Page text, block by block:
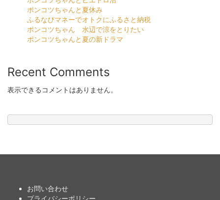
ポンコツちゃんと夏休み
ふるなびマネーでオトクにふるさと納税
ポンコツちゃん 水辺で涼をとりたい
ポンコツちゃんと夏の新ドラマ
Recent Comments
表示できるコメントはありません。
お問い合わせ